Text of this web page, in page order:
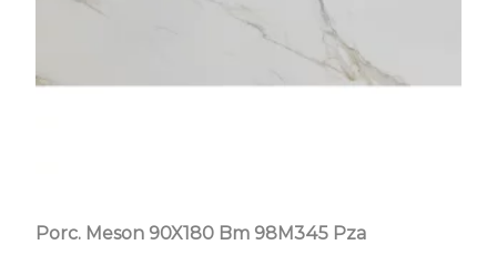
Porc. Meson 90X180 Bm 98M345 Pza